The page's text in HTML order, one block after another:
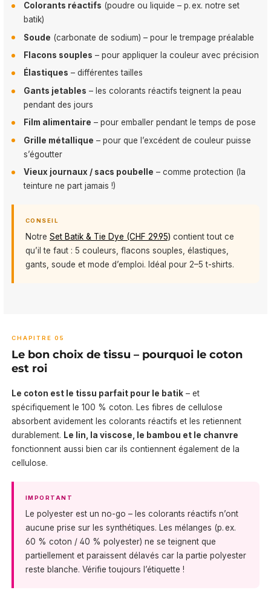
Colorants réactifs (poudre ou liquide – p. ex. notre set
batik)
Soude (carbonate de sodium) – pour le trempage préalable
Flacons souples – pour appliquer la couleur avec précision
Élastiques – différentes tailles
Gants jetables – les colorants réactifs teignent la peau
pendant des jours
Film alimentaire – pour emballer pendant le temps de pose
Grille métallique – pour que l’excédent de couleur puisse
s’égoutter
Vieux journaux / sacs poubelle – comme protection (la
teinture ne part jamais !)
CONSEIL
Notre Set Batik & Tie Dye (CHF 29.95) contient tout ce
qu’il te faut : 5 couleurs, flacons souples, élastiques,
gants, soude et mode d’emploi. Idéal pour 2–5 t-shirts.
CHAPITRE 05
Le bon choix de tissu – pourquoi le coton
est roi
Le coton est le tissu parfait pour le batik– et
spécifiquement le 100 % coton. Les fibres de cellulose
absorbent avidement les colorants réactifs et les retiennent
durablement. Le lin, la viscose, le bambou et le chanvre
fonctionnent aussi bien car ils contiennent également de la
cellulose.
IMPORTANT
Le polyester est un no-go – les colorants réactifs n’ont
aucune prise sur les synthétiques. Les mélanges (p. ex.
60 % coton / 40 % polyester) ne se teignent que
partiellement et paraissent délavés car la partie polyester
reste blanche. Vérifie toujours l’étiquette !